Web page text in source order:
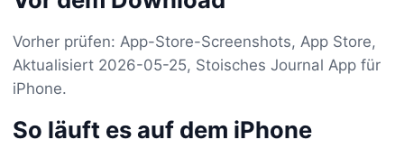
Vorher prüfen: App-Store-Screenshots, App Store,
Aktualisiert 2026-05-25, Stoisches Journal App für
iPhone.
So läuft es auf dem iPhone